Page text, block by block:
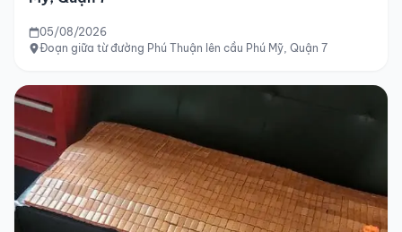
05/08/2026
Đoạn giữa từ đường Phú Thuận lên cầu Phú Mỹ, Quận 7